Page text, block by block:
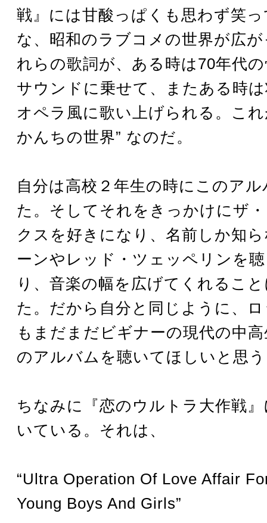
戦』には甘酸っぱくも思わず笑
な、昭和のラブコメの世界が広
れらの歌詞が、ある時は70年代
サウンドに乗せて、またある時
オペラ風に歌い上げられる。こ
かんちの世界” なのだ。
自分は高校２年生の時にこのア
た。そしてそれをきっかけにザ
クスを好きになり、名前しか知
ーンやレッド・ツェッペリンを
り、音楽の幅を広げてくれるこ
た。だから自分と同じように、
もまだまだビギナーの現代の中
のアルバムを聴いてほしいと思
ちなみに『恋のウルトラ大作戦
いている。それは、
“Ultra Operation Of Love Affair
Young Boys And Girls”